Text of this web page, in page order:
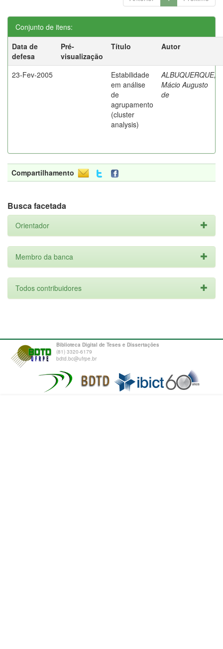
Conjunto de itens:
Data de
defesa
Pré-
visualização
Título Autor
23-Fev-2005
Estabilidade
em análise
de
agrupamento
(cluster
analysis)
ALBUQUERQUE,
Mácio Augusto
de
Compartilhamento
Busca facetada
Orientador
Membro da banca
Todos contribuidores
Biblioteca Digital de Teses e Dissertações
(81) 3320-6179
bdtd.bc@ufrpe.br